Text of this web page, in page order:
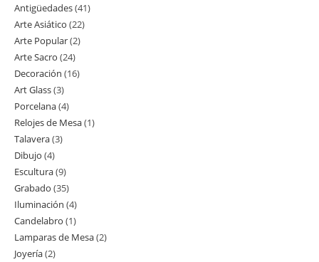
Antigüedades 4141
Arte Asiático 2222
Arte Popular 22
Arte Sacro 2424
productos
Decoración 1616
Art Glass 33
productos
Porcelana 44
productos
Relojes de Mesa 11
Talavera 33
Dibujo 44
productos
Escultura 99
productos
Grabado 3535
productos
Iluminación 44
productos
Candelabro 11
producto
Lamparas de Mesa 22
Joyería 22